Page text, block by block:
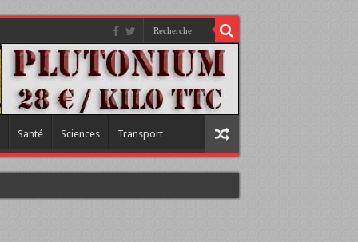
Santé Sciences Transport